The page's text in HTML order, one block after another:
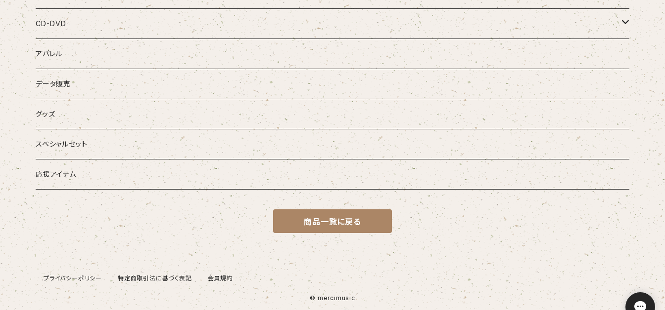
CD・DVD
CD
DVD
お得なセット
音源がダウンロードできるアイテム
アパレル
データ販売
グッズ
スペシャルセット
応援アイテム
商品一覧に戻る
プライバシーポリシー 特定商取引法に基づく表記 会員規約
© mercimusic